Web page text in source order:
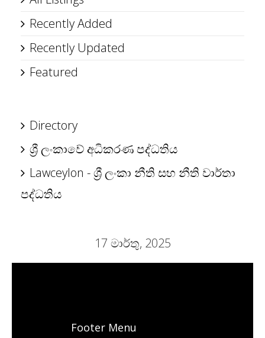
Recently Added
Recently Updated
Featured
Directory
ශ්‍රී ලංකාවේ අධිකරණ පද්ධතිය
Lawceylon - ශ්‍රී ලංකා නීති සහ නීති වාර්තා
පද්ධතිය
17 මාර්තු, 2025
Footer Menu